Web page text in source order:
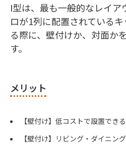
I型は、最も一般的なレイア
ロが1列に配置されている
る際に、壁付けか、対面か
す。
メリット
【壁付け】低コストで設置できる
【壁付け】リビング・ダイニン